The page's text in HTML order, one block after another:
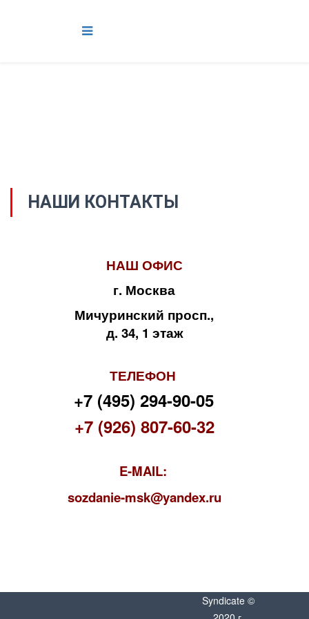
НАШИ КОНТАКТЫ
НАШ ОФИС
г. Москва
Мичуринский просп.,
д. 34, 1 этаж
ТЕЛЕФОН
+7 (495) 294-90-05
+7 (926) 807-60-32
E-MAIL:
sozdanie-msk@yandex.ru
Syndicate ©